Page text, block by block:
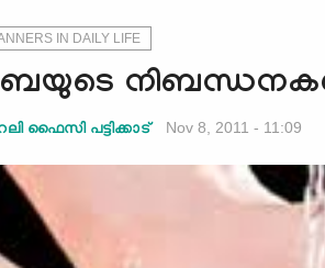
IN DAILY LIFE
ഫൈസി പട്ടിക്കാട്‌ Nov 8, 2011 - 11:09